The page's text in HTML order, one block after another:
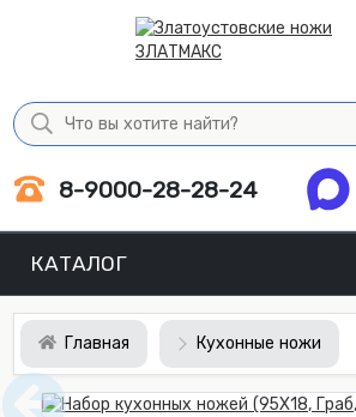
8-9000-28-28-24
КАТАЛОГ
Главная Кухонные ножи